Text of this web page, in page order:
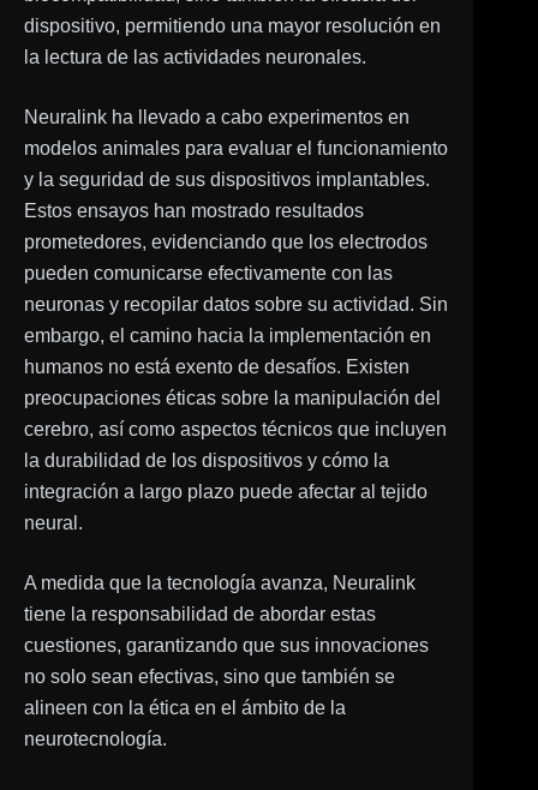
dispositivo, permitiendo una mayor resolución en
la lectura de las actividades neuronales.
Neuralink ha llevado a cabo experimentos en
modelos animales para evaluar el funcionamiento
y la seguridad de sus dispositivos implantables.
Estos ensayos han mostrado resultados
prometedores, evidenciando que los electrodos
pueden comunicarse efectivamente con las
neuronas y recopilar datos sobre su actividad. Sin
embargo, el camino hacia la implementación en
humanos no está exento de desafíos. Existen
preocupaciones éticas sobre la manipulación del
cerebro, así como aspectos técnicos que incluyen
la durabilidad de los dispositivos y cómo la
integración a largo plazo puede afectar al tejido
neural.
A medida que la tecnología avanza, Neuralink
tiene la responsabilidad de abordar estas
cuestiones, garantizando que sus innovaciones
no solo sean efectivas, sino que también se
alineen con la ética en el ámbito de la
neurotecnología.